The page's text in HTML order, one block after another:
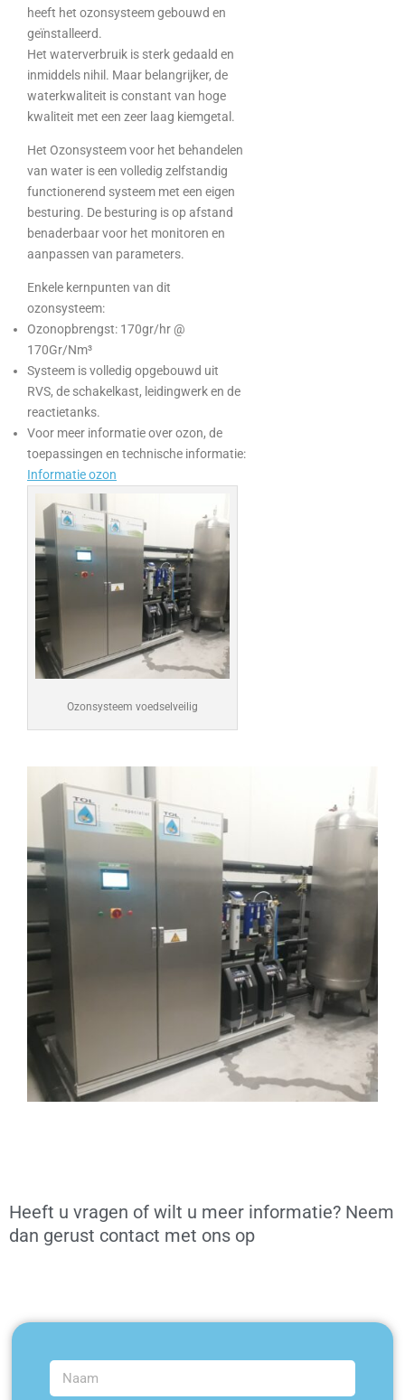
heeft het ozonsysteem gebouwd en
geïnstalleerd.
Het waterverbruik is sterk gedaald en
inmiddels nihil. Maar belangrijker, de
waterkwaliteit is constant van hoge
kwaliteit met een zeer laag kiemgetal.
Het Ozonsysteem voor het behandelen
van water is een volledig zelfstandig
functionerend systeem met een eigen
besturing. De besturing is op afstand
benaderbaar voor het monitoren en
aanpassen van parameters.
Enkele kernpunten van dit
ozonsysteem:
Ozonopbrengst: 170gr/hr @
170Gr/Nm³
Systeem is volledig opgebouwd uit
RVS, de schakelkast, leidingwerk en de
reactietanks.
Voor meer informatie over ozon, de
toepassingen en technische informatie:
Informatie ozon
Ozonsysteem voedselveilig
Heeft u vragen of wilt u meer informatie? Neem
dan gerust contact met ons op